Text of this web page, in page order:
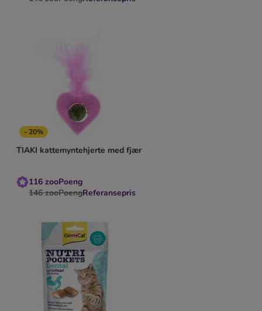
- 20%
TIAKI kattemyntehjerte med fjær
116 zooPoeng
146 zooPoengReferansepris